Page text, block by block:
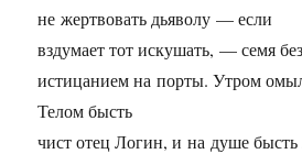
не жертвовать дьяволу — если
вздумает тот искушать, — семя
истицанием на порты. Утром
Телом бысть
чист отец Логин, и на душе бысть